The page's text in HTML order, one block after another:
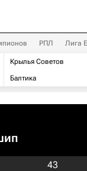
РПЛ Лига
Крылья Советов
Балтика
43